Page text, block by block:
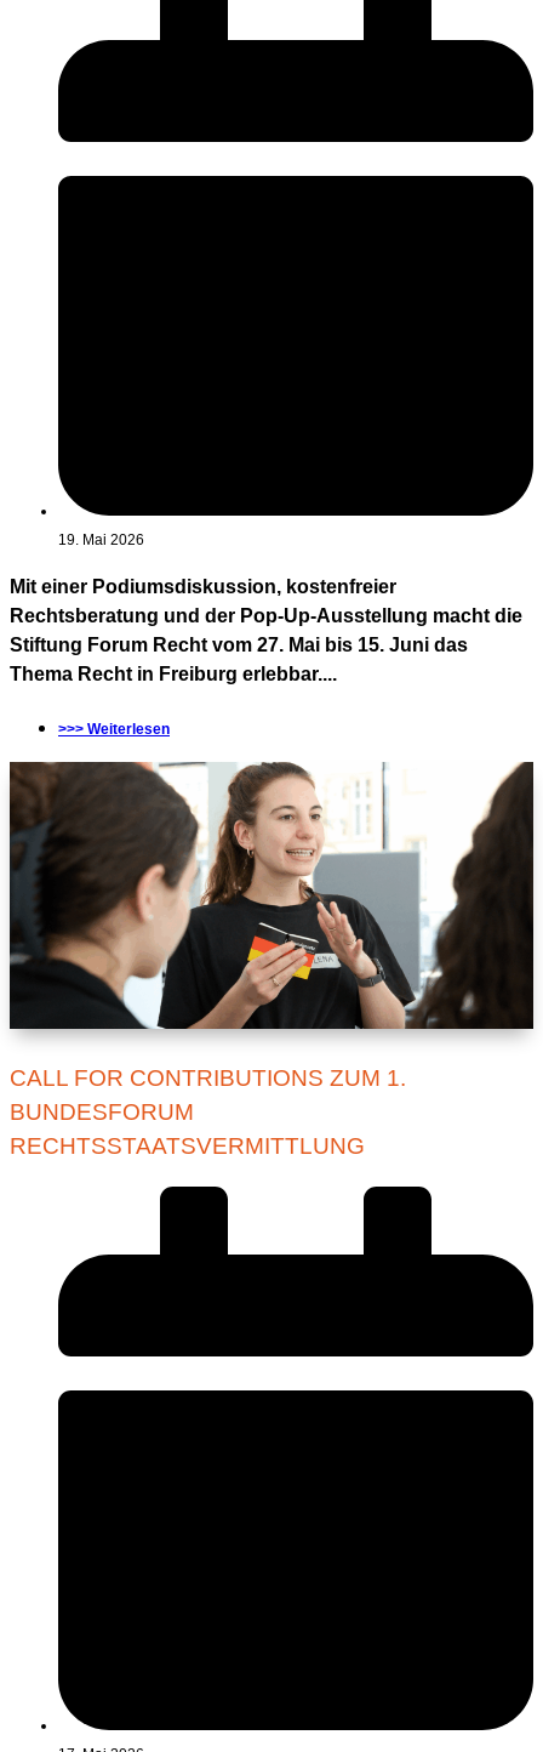
19. Mai 2026
Mit einer Podiumsdiskussion, kostenfreier
Rechtsberatung und der Pop-Up-Ausstellung macht die
Stiftung Forum Recht vom 27. Mai bis 15. Juni das
Thema Recht in Freiburg erlebbar....
>>> Weiterlesen
CALL FOR CONTRIBUTIONS ZUM 1.
BUNDESFORUM
RECHTSSTAATSVERMITTLUNG